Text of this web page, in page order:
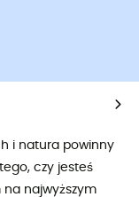
i natura powinny
czy jesteś
najwyższym